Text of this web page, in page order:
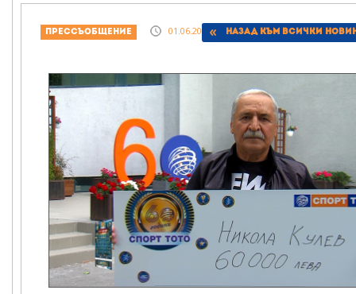
Прессъобщение 01.06.2017, 21:16Назад към всички